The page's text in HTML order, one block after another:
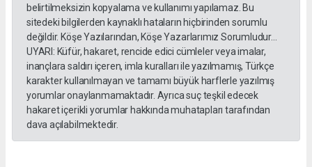
belirtilmeksizin kopyalama ve kullanımı yapılamaz. Bu
sitedeki bilgilerden kaynaklı hataların hiçbirinden sorumlu
değildir. Köşe Yazılarından, Köşe Yazarlarımız Sorumludur...
UYARI: Küfür, hakaret, rencide edici cümleler veya imalar,
inançlara saldırı içeren, imla kuralları ile yazılmamış, Türkçe
karakter kullanılmayan ve tamamı büyük harflerle yazılmış
yorumlar onaylanmamaktadır. Ayrıca suç teşkil edecek
hakaret içerikli yorumlar hakkında muhatapları tarafından
dava açılabilmektedir.